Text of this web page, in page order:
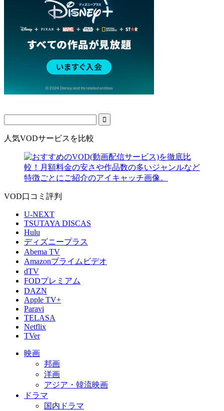
人気VODサービスを比較
VOD口コミ評判
U‐NEXT
TSUTAYA DISCAS
Hulu
ディズニープラス
Abema TV
Amazonプライムビデオ
dTV
FODプレミアム
DAZN
Apple TV+
Paravi
TELASA
Netflix
TVer
映画
邦画
洋画
アジア・韓流映画
ドラマ
国内ドラマ